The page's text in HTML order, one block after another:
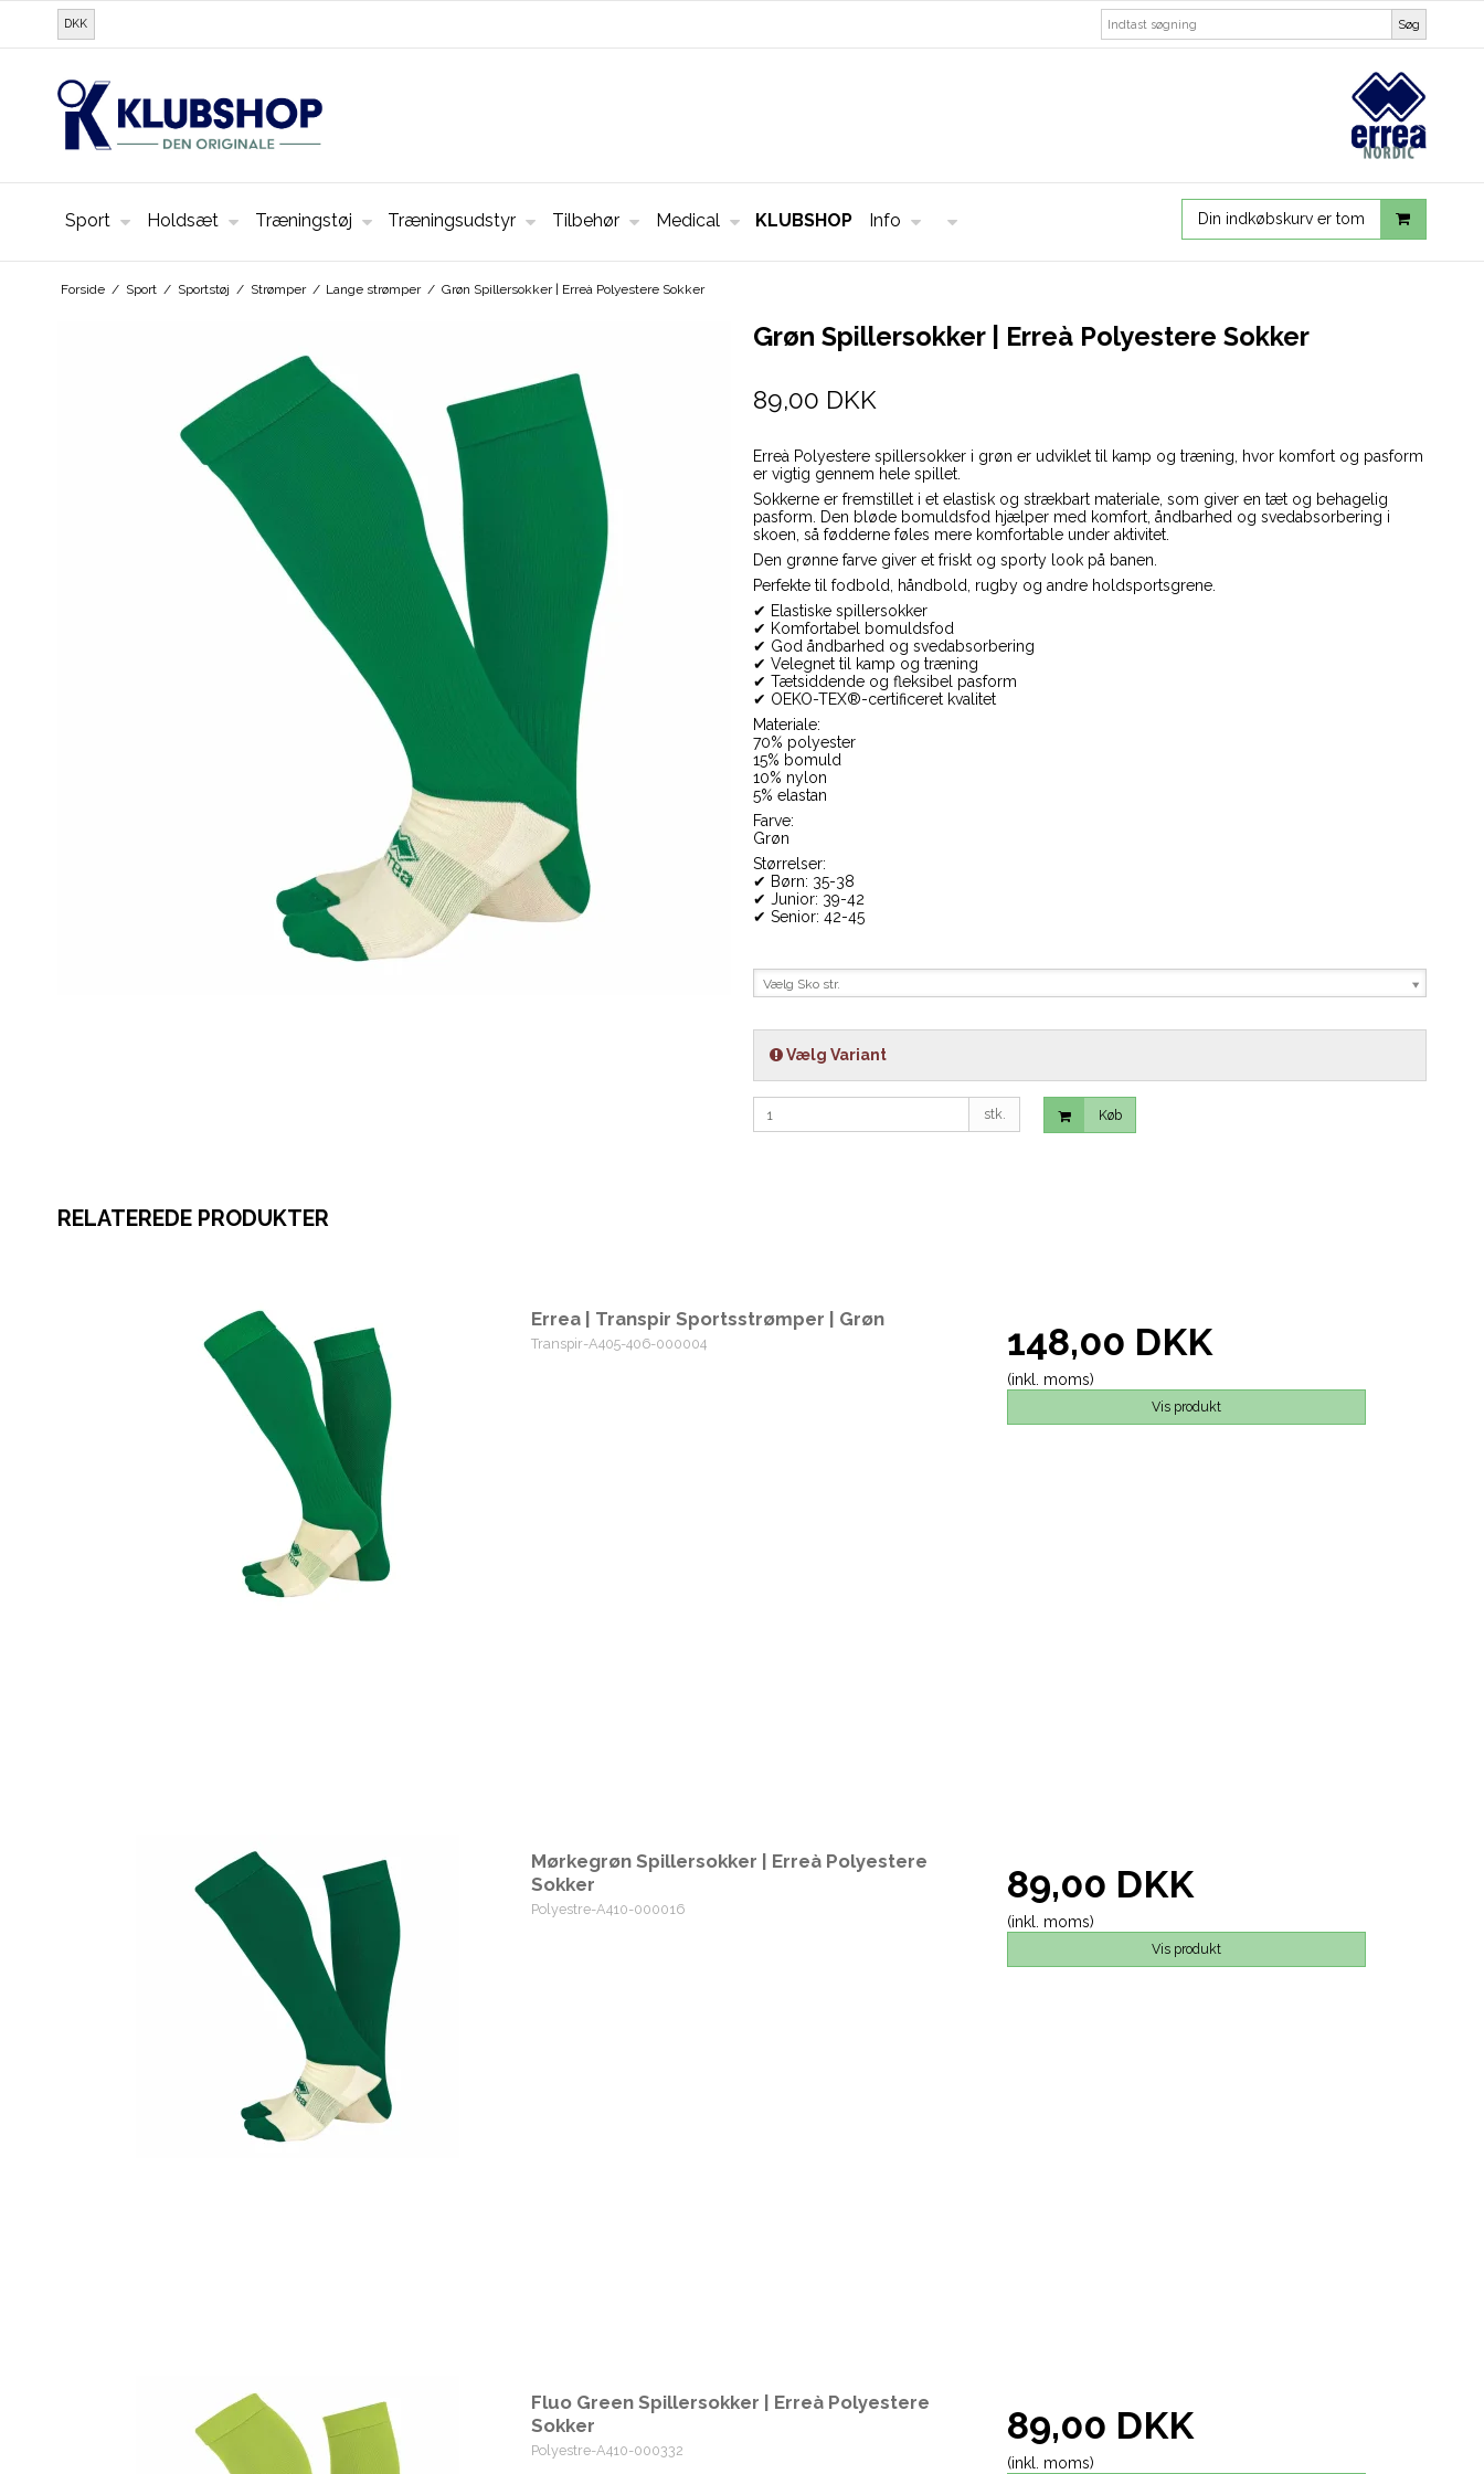
DKK Søg
Sport Holdsæt Træningstøj Træningsudstyr Tilbehør Medical KLUBSHOP Info Din indkøbskurv er tom
Forside / Sport / Sportstøj / Strømper / Lange strømper / Grøn Spillersokker | Erreà Polyestere Sokker
Grøn Spillersokker | Erreà Polyestere Sokker
89,00 DKK
Erreà Polyestere spillersokker i grøn er udviklet til kamp og træning, hvor komfort og pasform
er vigtig gennem hele spillet.
Sokkerne er fremstillet i et elastisk og strækbart materiale, som giver en tæt og behagelig
pasform. Den bløde bomuldsfod hjælper med komfort, åndbarhed og svedabsorbering i
skoen, så fødderne føles mere komfortable under aktivitet.
Den grønne farve giver et friskt og sporty look på banen.
Perfekte til fodbold, håndbold, rugby og andre holdsportsgrene.
✔ Elastiske spillersokker
✔ Komfortabel bomuldsfod
✔ God åndbarhed og svedabsorbering
✔ Velegnet til kamp og træning
✔ Tætsiddende og fleksibel pasform
✔ OEKO-TEX®-certificeret kvalitet
Materiale:
70% polyester
15% bomuld
10% nylon
5% elastan
Farve:
Grøn
Størrelser:
✔ Børn: 35-38
✔ Junior: 39-42
✔ Senior: 42-45
Vælg Sko str.
Vælg Variant
stk. Køb
RELATEREDE PRODUKTER
Errea | Transpir Sportsstrømper | Grøn
Transpir-A405-406-000004 148,00 DKK
(inkl. moms)
Vis produkt
Mørkegrøn Spillersokker | Erreà Polyestere
Sokker
Polyestre-A410-000016
89,00 DKK
(inkl. moms)
Vis produkt
Fluo Green Spillersokker | Erreà Polyestere
Sokker
Polyestre-A410-000332
89,00 DKK
(inkl. moms)